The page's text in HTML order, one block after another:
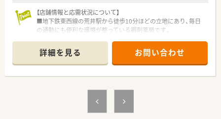
【店舗情報と応需状況について】
■地下鉄東西線の荒井駅から徒歩10分ほどの立地にあり、毎日
の通勤にも便利な環境が整っている調剤薬局です。
医療に密着したサービスを提供しています。
■常勤の薬剤師が3名、事務スタッフが2名在籍しており、協力し
合いながら日々の業務に取り組んでいます。
■今回は欠員補充ならびに体制強化のための急募となっており、
すぐにでもご活躍いただける方を求めています。
詳細を見る お問い合わせ